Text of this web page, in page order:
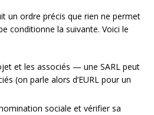
un ordre précis que rien ne permet
conditionne la suivante. Voici le
et les associés — une SARL peut
(on parle alors d’EURL pour un
sociale et vérifier sa